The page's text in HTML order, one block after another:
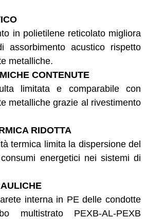
in polietilene reticolato migliora
assorbimento acustico rispetto
metalliche.
CONTENUTE
limitata e comparabile con
metalliche grazie al rivestimento
RIDOTTA
termica limita la dispersione del
energetici nei sistemi di
interna in PE delle condotte
multistrato PEXB-AL-PEXB